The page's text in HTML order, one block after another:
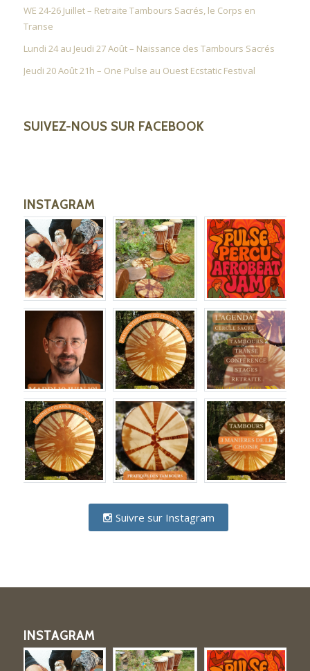
WE 24-26 Juillet – Retraite Tambours Sacrés, le Corps en
Transe
Lundi 24 au Jeudi 27 Août – Naissance des Tambours Sacrés
Jeudi 20 Août 21h – One Pulse au Ouest Ecstatic Festival
SUIVEZ-NOUS SUR FACEBOOK
INSTAGRAM
Suivre sur Instagram
INSTAGRAM